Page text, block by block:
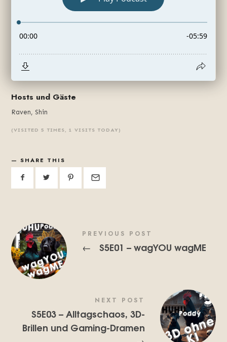
Hosts und Gäste
Raven, Shin
(VISITED 5 TIMES, 1 VISITS TODAY)
SHARE THIS
PREVIOUS POST
← S5E01 – wagYOU wagME
NEXT POST
S5E03 – Alltagschaos, 3D-
Brillen und Gaming-Dramen